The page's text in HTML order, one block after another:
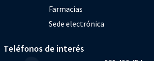
Farmacias
Sede electrónica
Teléfonos de interés